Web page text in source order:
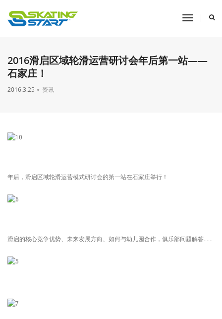
toggle
2016滑启区域轮滑运营研讨会年后第一站——
石家庄！
2016.3.25 资讯
年后，滑启区域轮滑运营模式研讨会的第一站在石家庄举行！
滑启的核心竞争优势、未来发展方向、如何与幼儿园合作，俱乐部问题解答……